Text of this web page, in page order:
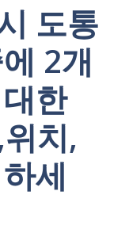
도통
2개
한
치,
세